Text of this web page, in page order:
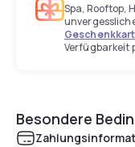
Spa, Rooftop,
Verfügbarkeit
Besondere